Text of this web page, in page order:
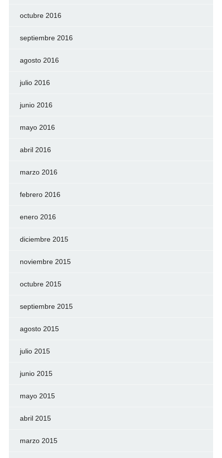
octubre 2016
septiembre 2016
agosto 2016
julio 2016
junio 2016
mayo 2016
abril 2016
marzo 2016
febrero 2016
enero 2016
diciembre 2015
noviembre 2015
octubre 2015
septiembre 2015
agosto 2015
julio 2015
junio 2015
mayo 2015
abril 2015
marzo 2015